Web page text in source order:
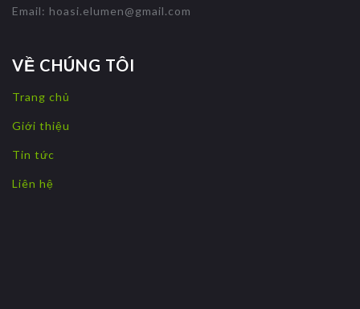
Email: hoasi.elumen@gmail.com
VỀ CHÚNG TÔI
Trang chủ
Giới thiệu
Tin tức
Liên hệ